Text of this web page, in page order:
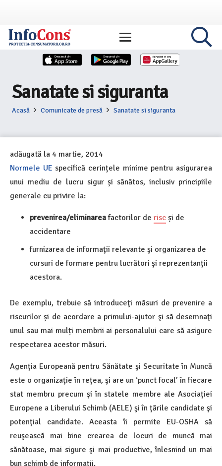
Sanatate si siguranta
Acasă Comunicate de presă Sanatate si siguranta
adăugată la 4 martie, 2014
Normele UE specifică cerințele minime pentru asigurarea
unui mediu de lucru sigur și sănătos, inclusiv principiile
generale cu privire la:
prevenirea/eliminareafactorilor de risc și de
accidentare
furnizarea de informaţii relevante şi organizarea de
cursuri de formare pentru lucrători și reprezentanții
acestora.
De exemplu, trebuie să introduceţi măsuri de prevenire a
riscurilor și de acordare a primului-ajutor şi să desemnaţi
unul sau mai mulți membrii ai personalului care să asigure
respectarea acestor măsuri.
Agenţia Europeană pentru Sănătate şi Securitate în Muncă
este o organizaţie în reţea, şi are un ‘punct focal’ în fiecare
stat membru precum şi în statele membre ale Asociaţiei
Europene a Liberului Schimb (AELE) şi în ţările candidate şi
potenţial candidate. Aceasta îi permite EU-OSHA să
reuşească mai bine crearea de locuri de muncă mai
sănătoase, mai sigure şi mai productive, înlesnind un mai
bun schimb de informaţii.